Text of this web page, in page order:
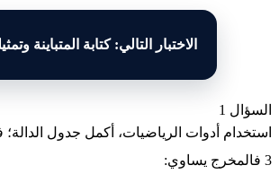
الاختبار التالي: كتابة المتباينة
السؤال 1
استخدام أدوات الرياضيات، أكمل جدول
3 فالمخرج يساوي: